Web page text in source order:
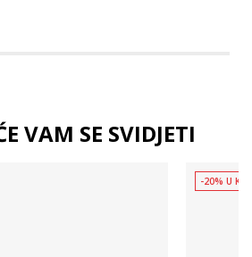
VAM SE SVIDJETI
-20% U